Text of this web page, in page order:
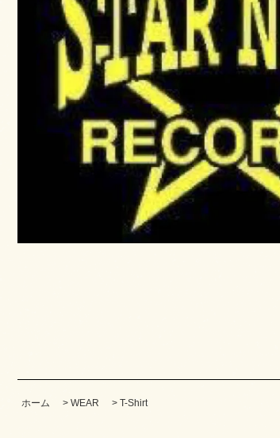
ホーム > WEAR > T-Shirt